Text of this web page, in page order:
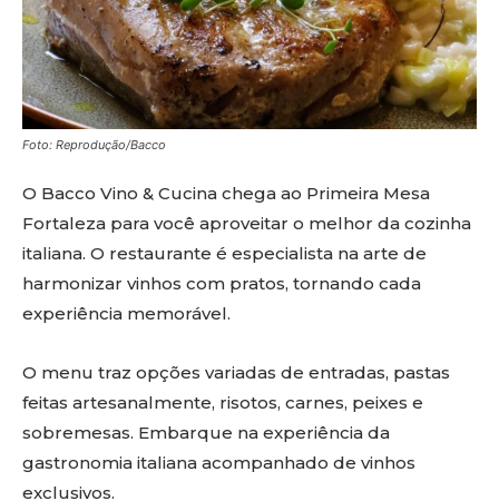
Foto: Reprodução/Bacco
O Bacco Vino & Cucina chega ao Primeira Mesa
Fortaleza para você aproveitar o melhor da cozinha
italiana. O restaurante é especialista na arte de
harmonizar vinhos com pratos, tornando cada
experiência memorável.
O menu traz opções variadas de entradas, pastas
feitas artesanalmente, risotos, carnes, peixes e
sobremesas. Embarque na experiência da
gastronomia italiana acompanhado de vinhos
exclusivos.